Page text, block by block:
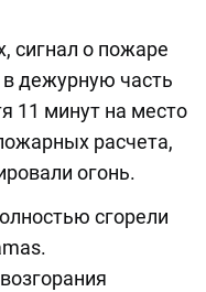
сигнал о пожаре
в дежурную часть
11 минут на место
расчета,
огонь.
сгорели